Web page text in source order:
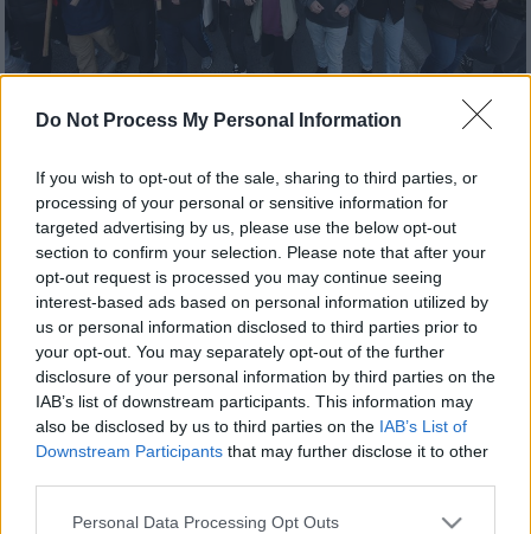
Do Not Process My Personal Information
If you wish to opt-out of the sale, sharing to third parties, or
processing of your personal or sensitive information for
targeted advertising by us, please use the below opt-out
section to confirm your selection. Please note that after your
opt-out request is processed you may continue seeing
interest-based ads based on personal information utilized by
us or personal information disclosed to third parties prior to
your opt-out. You may separately opt-out of the further
disclosure of your personal information by third parties on the
IAB’s list of downstream participants. This information may
also be disclosed by us to third parties on the IAB’s List of
Downstream Participants that may further disclose it to other
Please note that this website/app uses one or more Google
Personal Data Processing Opt Outs
Προσθέστε το ΕΘΝΟΣ στη Google
Επεισόδια σημειώνονταιαυτή την ώρα στο
πανεκπαιδευτικό συλλαλητήριο που
βρίσκεται σε εξέλιξη στηΘεσσαλονίκη.
Σύμφωνα με τις πρώτες πληροφορίες,
υπήρξε επίθεση από ομάδα διαδηλωτών
προς τις δυνάμεις τηςΑστυνομίας, οι
οποίες απάντησαν με ρήξηχημικώνκαι
κρότου-λάμψης. Μάλιστα, κατά τη διάρκεια
τωνεπεισοδίωνσημειώθηκε καιρίψη
μολότοφ.